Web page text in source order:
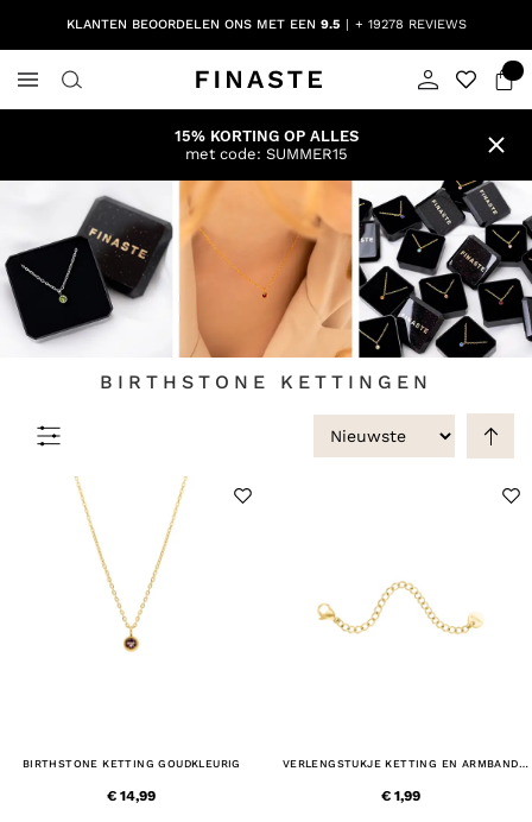
KLANTEN BEOORDELEN ONS MET EEN 9.5 + 19278 REVIEWS
15% KORTING OP ALLES
met code: SUMMER15
BIRTHSTONE KETTINGEN
BIRTHSTONE KETTING GOUDKLEURIG
€ 14,99
VERLENGSTUKJE KETTING EN ARMBAND
€ 1,99